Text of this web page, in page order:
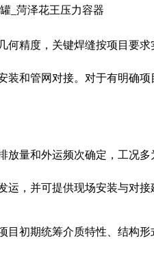
精度，关键焊缝按项目要
和管网对接。对于有明确
量和外运频次确定，工况
，并可提供现场安装与对接
初期统筹介质特性、结构